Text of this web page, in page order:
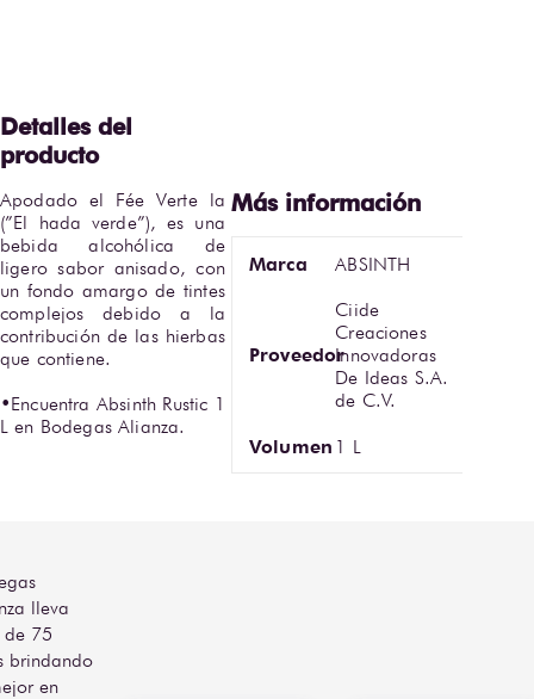
Apodado el Fée Verte la
(”El hada verde”), es una
bebida alcohólica de
ligero sabor anisado, con
un fondo amargo de tintes
complejos debido a la
contribución de las hierbas
que contiene.
•Encuentra Absinth Rustic 1
L en Bodegas Alianza.
Marca ABSINTH
Proveedor
Ciide
Creaciones
Innovadoras
De Ideas S.A.
de C.V.
Volumen 1 L
lleva
de 75
brindando
en